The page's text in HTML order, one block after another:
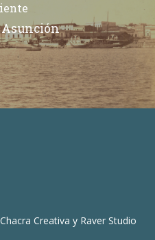
Asunción
Chacra Creativa y Raver Studio